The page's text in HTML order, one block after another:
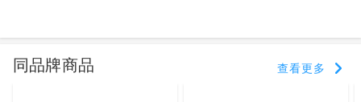
同品牌商品 查看更多